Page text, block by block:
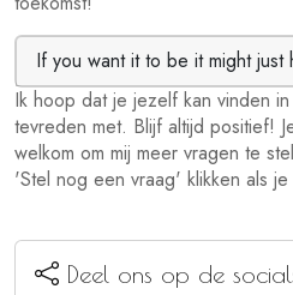
If you want it to be it might just
Ik hoop dat je jezelf kan vinden
tevreden met. Blijf altijd positief!
welkom om mij meer vragen te
'Stel nog een vraag' klikken als
Deel ons op de